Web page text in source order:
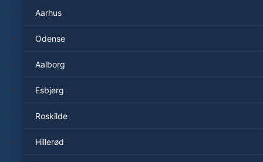
Aarhus
Odense
Aalborg
Esbjerg
Roskilde
Hillerød